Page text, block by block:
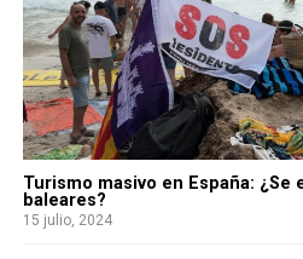
Turismo masivo en España: ¿Se
baleares?
15 julio, 2024